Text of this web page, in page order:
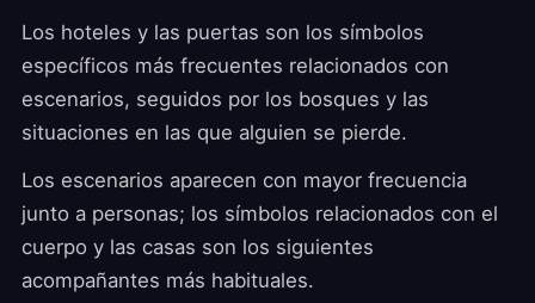
Los hoteles y las puertas son los símbolos
específicos más frecuentes relacionados con
escenarios, seguidos por los bosques y las
situaciones en las que alguien se pierde.
Los escenarios aparecen con mayor frecuencia
junto a personas; los símbolos relacionados con el
cuerpo y las casas son los siguientes
acompañantes más habituales.